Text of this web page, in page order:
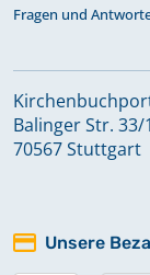
Fragen und
Balinger Str. 33/1
70567 Stuttgart
Unsere